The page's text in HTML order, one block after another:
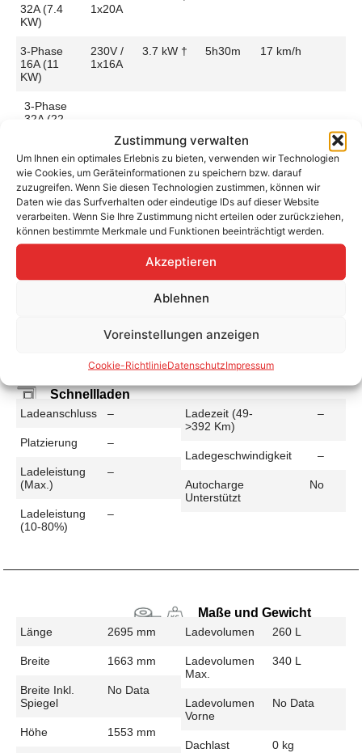
Zustimmung verwalten
Um Ihnen ein optimales Erlebnis zu bieten, verwenden wir Technologien
wie Cookies, um Geräteinformationen zu speichern bzw. darauf
zuzugreifen. Wenn Sie diesen Technologien zustimmen, können wir
Daten wie das Surfverhalten oder eindeutige IDs auf dieser Website
verarbeiten. Wenn Sie Ihre Zustimmung nicht erteilen oder zurückziehen,
können bestimmte Merkmale und Funktionen beeinträchtigt werden.
Akzeptieren
Ablehnen
Voreinstellungen anzeigen
Cookie-RichtlinieDatenschutzImpressum
32A (7.4
KW)
1x20A
3-Phase
16A (11
KW)
230V /
1x16A
3.7 kW † 5h30m 17 km/h
3-Phase
32A (22
Aufladen zu Hause / am Fahrtziel
Ladeanschluss Type 2
Right Side
– Rear
Ladezeit (0-
4h30m
Ladegeschwindigkeit22 km/h
Schnellladen
Ladeanschluss –
Platzierung –
Ladeleistung
(max.)
–
Ladeleistung
(10-80%)
–
Ladezeit (49-
>392 Km)
–
Ladegeschwindigkeit –
Autocharge
Unterstützt
No
Maße und Gewicht
Länge 2695 mm
Breite 1663 mm
Breite Inkl.
Spiegel
No Data
Höhe 1553 mm
Ladevolumen 260 L
Ladevolumen
Max.
340 L
Ladevolumen
Vorne
No Data
Dachlast 0 kg